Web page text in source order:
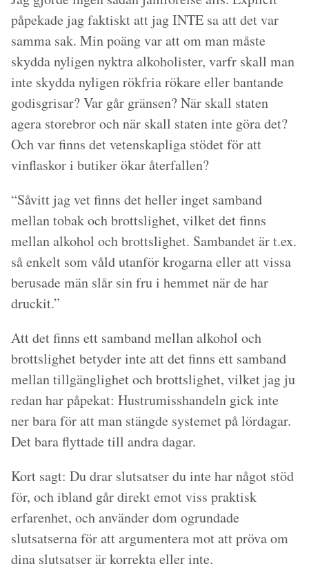
påpekade jag faktiskt att jag INTE sa att det var
samma sak. Min poäng var att om man måste
skydda nyligen nyktra alkoholister, varfr skall man
inte skydda nyligen rökfria rökare eller bantande
godisgrisar? Var går gränsen? När skall staten
agera storebror och när skall staten inte göra det?
Och var finns det vetenskapliga stödet för att
vinflaskor i butiker ökar återfallen?
“Såvitt jag vet finns det heller inget samband
mellan tobak och brottslighet, vilket det finns
mellan alkohol och brottslighet. Sambandet är t.ex.
så enkelt som våld utanför krogarna eller att vissa
berusade män slår sin fru i hemmet när de har
druckit.”
Att det finns ett samband mellan alkohol och
brottslighet betyder inte att det finns ett samband
mellan tillgänglighet och brottslighet, vilket jag ju
redan har påpekat: Hustrumisshandeln gick inte
ner bara för att man stängde systemet på lördagar.
Det bara flyttade till andra dagar.
Kort sagt: Du drar slutsatser du inte har något stöd
för, och ibland går direkt emot viss praktisk
erfarenhet, och använder dom ogrundade
slutsatserna för att argumentera mot att pröva om
dina slutsatser är korrekta eller inte.